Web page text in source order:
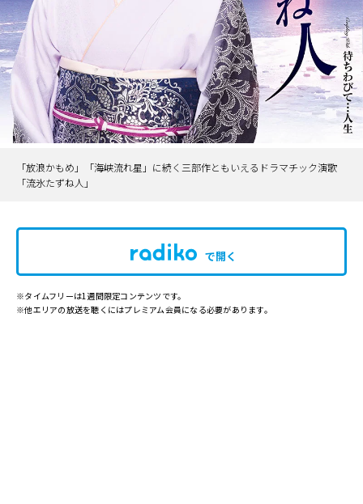
「放浪かもめ」「海峡流れ星」に続く三部作ともいえるドラマチック演歌
「流氷たずね人｣
で開く
※タイムフリーは1週間限定コンテンツです。
※他エリアの放送を聴くにはプレミアム会員になる必要があります。